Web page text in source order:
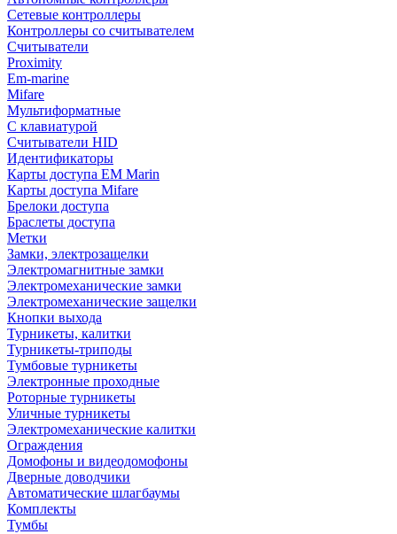
Сетевые контроллеры
Контроллеры со считывателем
Считыватели
Proximity
Em-marine
Mifare
Мультиформатные
С клавиатурой
Считыватели HID
Идентификаторы
Карты доступа EM Marin
Карты доступа Mifare
Брелоки доступа
Браслеты доступа
Метки
Замки, электрозащелки
Электромагнитные замки
Электромеханические замки
Электромеханические защелки
Кнопки выхода
Турникеты, калитки
Турникеты-триподы
Тумбовые турникеты
Электронные проходные
Роторные турникеты
Уличные турникеты
Электромеханические калитки
Ограждения
Домофоны и видеодомофоны
Дверные доводчики
Автоматические шлагбаумы
Комплекты
Тумбы